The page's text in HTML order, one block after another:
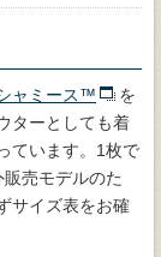
ャミース™
を
ターとしても着
ています。1枚で
売モデルのた
サイズ表をお確